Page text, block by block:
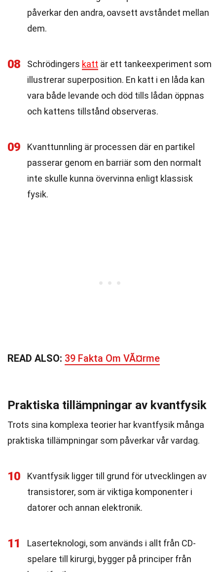
påverkar den andra, oavsett avståndet mellan
dem.
08 Schrödingers katt är ett tankeexperiment som
illustrerar superposition. En katt i en låda kan
vara både levande och död tills lådan öppnas
och kattens tillstånd observeras.
09
Kvanttunnling är processen där en partikel
passerar genom en barriär som den normalt
inte skulle kunna övervinna enligt klassisk
fysik.
READ ALSO: 39 Fakta Om VÃ¤rme
Praktiska tillämpningar av kvantfysik
Trots sina komplexa teorier har kvantfysik många
praktiska tillämpningar som påverkar vår vardag.
10
Kvantfysik ligger till grund för utvecklingen av
transistorer, som är viktiga komponenter i
datorer och annan elektronik.
11
Laserteknologi, som används i allt från CD-
spelare till kirurgi, bygger på principer från